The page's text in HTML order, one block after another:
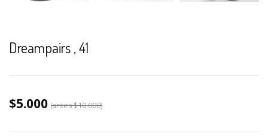
Dreampairs , 41
$5.000 (antes$10.000)